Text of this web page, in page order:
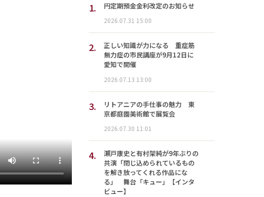
1.
円定期預金金利改定のお知らせ
2026.07.31 15:00
2.
正しい知識が力になる 重症筋
無力症の市民講座が9月12日に
愛知で開催
2026.07.13 13:00
3.
リトアニアの手仕事の魅力 東
京都庭園美術館で展覧会
2026.07.30 11:01
4.
瀬戸康史と有村架純が9年ぶりの
共演「閉じ込められているもの
を解き放ってくれる作品にな
る」 舞台「キュー」【インタ
ビュー】